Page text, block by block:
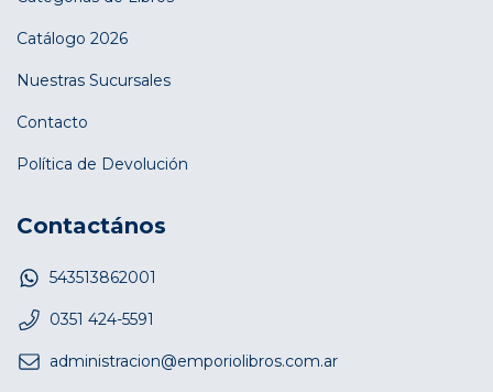
Catálogo 2026
Nuestras Sucursales
Contacto
Política de Devolución
Contactános
543513862001
0351 424-5591
administracion@emporiolibros.com.ar